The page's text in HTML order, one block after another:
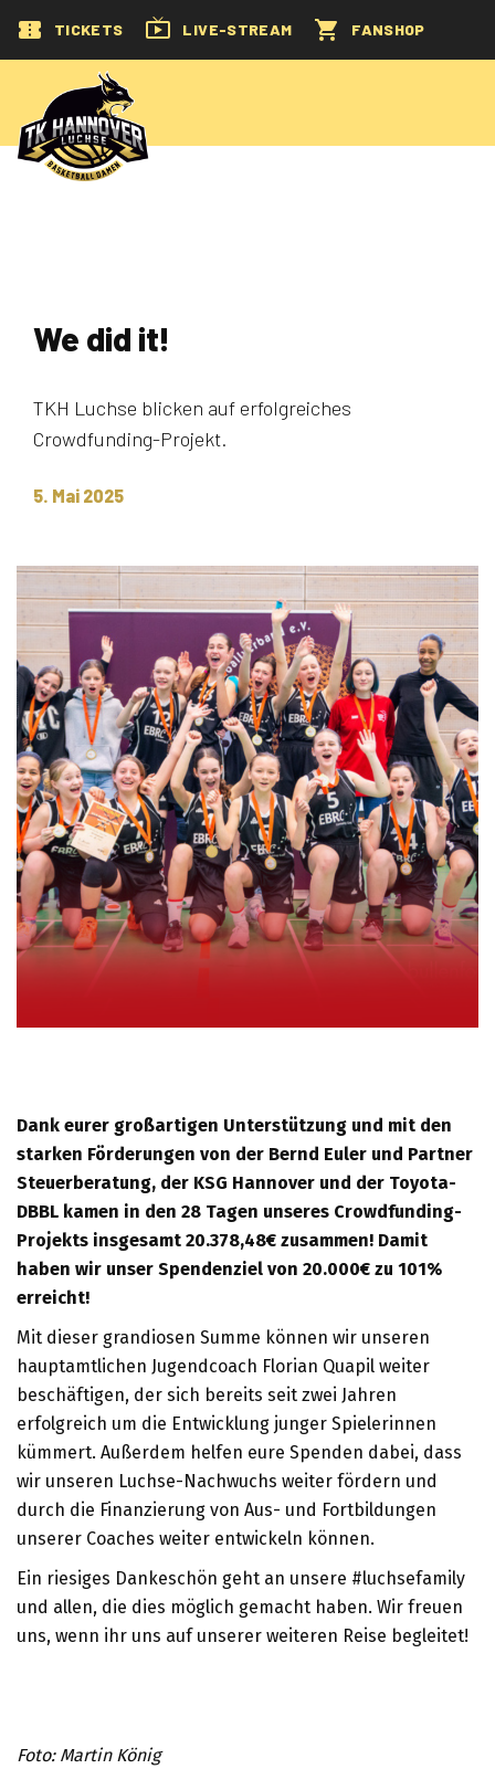
TICKETS LIVE-STREAM FANSHOP
We did it!
TKH Luchse blicken auf erfolgreiches
Crowdfunding-Projekt.
5. Mai 2025
Dank eurer großartigen Unterstützung und mit den
starken Förderungen von der Bernd Euler und Partner
Steuerberatung, der KSG Hannover und der Toyota-
DBBL kamen in den 28 Tagen unseres Crowdfunding-
Projekts insgesamt 20.378,48€ zusammen! Damit
haben wir unser Spendenziel von 20.000€ zu 101%
erreicht!
Mit dieser grandiosen Summe können wir unseren
hauptamtlichen Jugendcoach Florian Quapil weiter
beschäftigen, der sich bereits seit zwei Jahren
erfolgreich um die Entwicklung junger Spielerinnen
kümmert. Außerdem helfen eure Spenden dabei, dass
wir unseren Luchse-Nachwuchs weiter fördern und
durch die Finanzierung von Aus- und Fortbildungen
unserer Coaches weiter entwickeln können.
Ein riesiges Dankeschön geht an unsere #luchsefamily
und allen, die dies möglich gemacht haben. Wir freuen
uns, wenn ihr uns auf unserer weiteren Reise begleitet!
Foto: Martin König